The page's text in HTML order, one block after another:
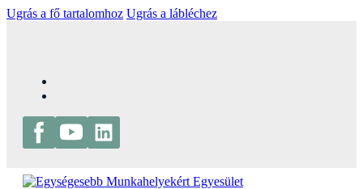
Ugrás a fő tartalomhoz Ugrás a lábléchez